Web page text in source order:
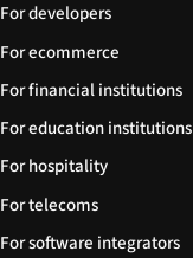
For developers
For ecommerce
For financial institutions
For education institutions
For hospitality
For telecoms
For software integrators